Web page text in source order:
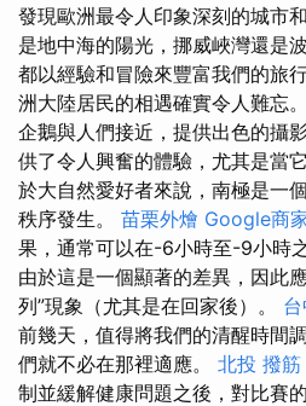
發現歐洲最令人印象深刻的城市
是地中海的陽光，挪威峽灣還是
都以經驗和冒險來豐富我們的旅
洲大陸居民的相遇確實令人難忘
企鵝與人們接近，提供出色的攝
供了令人興奮的體驗，尤其是當
於大自然愛好者來說，南極是一
秩序發生。 苗栗外燴 Google商
果，通常可以在-6小時至-9小時
由於這是一個顯著的差異，因此
列”現象（尤其是在回家後）。
前幾天，值得將我們的清醒時間
們就不必在那裡適應。 北投 撥筋
制並緩解健康問題之後，對比賽